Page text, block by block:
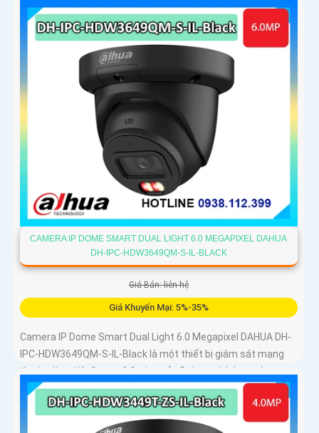
CAMERA IP DOME SMART DUAL LIGHT 6.0 MEGAPIXEL DAHUA
DH-IPC-HDW3649QM-S-IL-BLACK
Giá Bán: liên hệ
Giá Khuyến Mại: 5%-35%
Camera IP Dome Smart Dual Light 6.0 Megapixel DAHUA DH-
IPC-HDW3649QM-S-IL-Black là một thiết bị giám sát mạng
thuộc dòng WizSense 3 Series của Dahua, tích hợp công
nghệ AI tiên...